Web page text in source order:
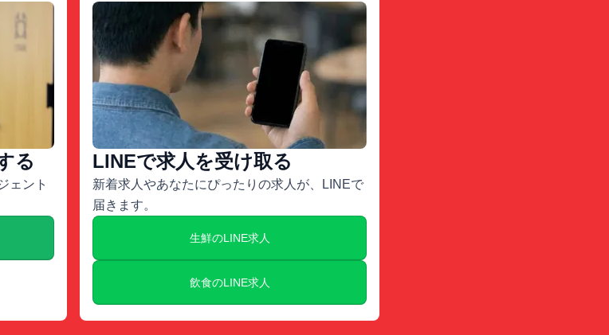
る
ェント
LINEで求人を受け取る
新着求人やあなたにぴったりの求人が、LINEで
届きます。
生鮮のLINE求人
飲食のLINE求人